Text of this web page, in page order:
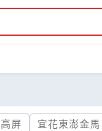
高屏 宜花東澎金馬